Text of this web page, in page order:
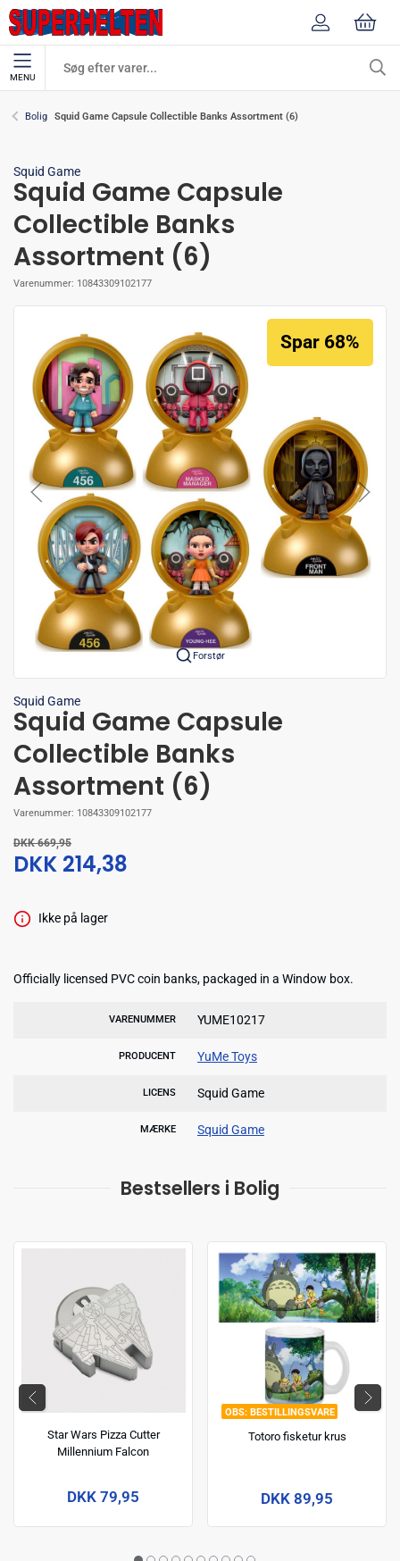
MENU
Bolig Squid Game Capsule Collectible Banks Assortment (6)
Squid Game
Squid Game Capsule
Collectible Banks
Assortment (6)
Varenummer: 10843309102177
Forstør
Spar 68%
Squid Game
Squid Game Capsule
Collectible Banks
Assortment (6)
Varenummer: 10843309102177
DKK 669,95
DKK 214,38
Ikke på lager
Officially licensed PVC coin banks, packaged in a Window box.
VARENUMMER YUME10217
PRODUCENT YuMe Toys
LICENS Squid Game
MÆRKE Squid Game
Bestsellers i Bolig
Star Wars Pizza Cutter
Millennium Falcon
DKK 79,95
BESTILLINGSVARE
Totoro fisketur krus
DKK 89,95